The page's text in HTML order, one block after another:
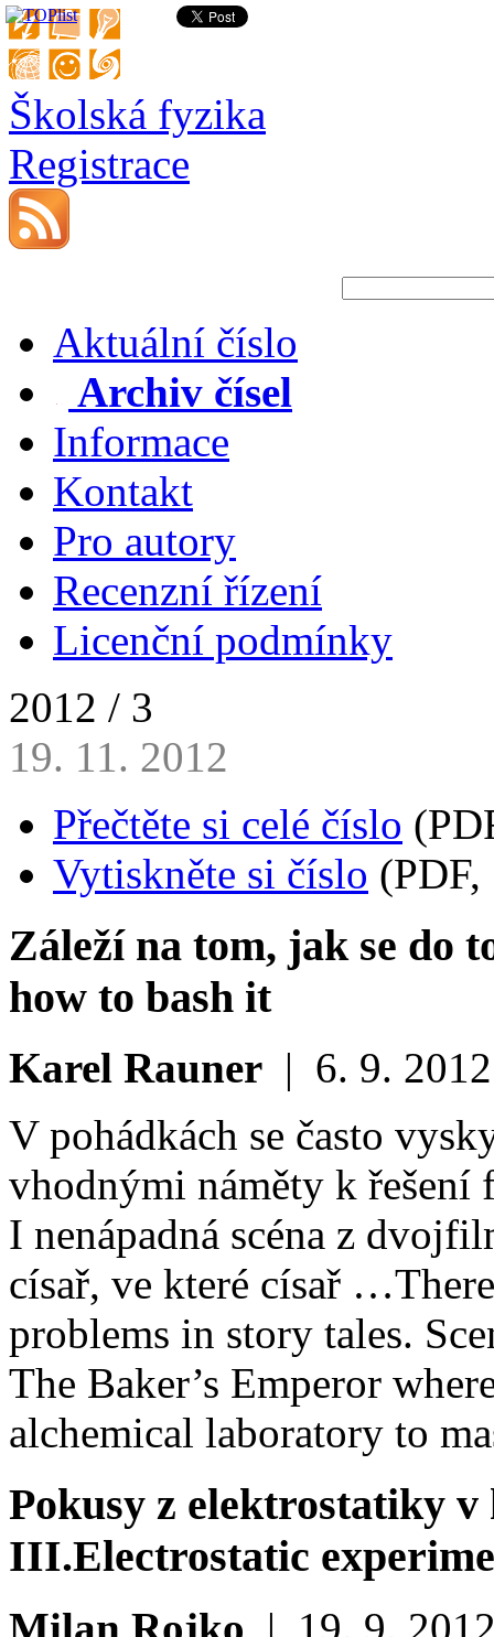
Školská fyzika
Registrace
Aktuální číslo
Archiv čísel
Informace
Kontakt
Pro autory
Recenzní řízení
Licenční podmínky
2012 / 3
19. 11. 2012
Přečtěte si celé číslo
Vytiskněte si číslo
Záleží na tom, jak se do
how to bash it
Karel Rauner | 6. 9. 2012
V pohádkách se často
vhodnými náměty k
I nenápadná scéna z
císař, ve které císař …
problems in story tales.
The Baker’s Emperor
alchemical laboratory to
Pokusy z elektrostatiky
III.Electrostatic
Milan Rojko | 19. 9.